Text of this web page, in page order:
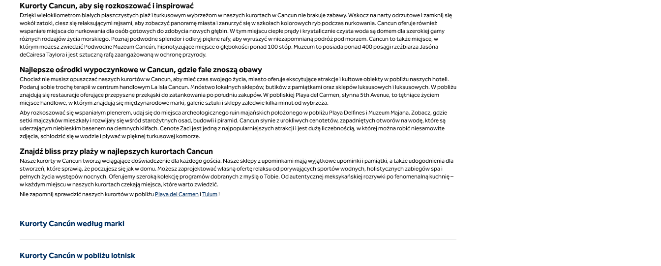
Kurorty Cancun, aby się rozkoszować i inspirować
Dzięki wielokilometrom białych piaszczystych plaż i turkusowym wybrzeżom w naszych kurortach w Cancun nie brakuje zabawy. Wskocz na narty odrzutowe i zamknij się
wokół zatoki, ciesz się relaksującymi rejsami, aby zobaczyć panoramę miasta i zanurzyć się w szkołach kolorowych ryb podczas nurkowania. Cancun oferuje również
wspaniałe miejsca do nurkowania dla osób gotowych do zdobycia nowych głębin. W tym miejscu ciepłe prądy i krystalicznie czysta woda są domem dla szerokiej gamy
różnych rodzajów życia morskiego. Poznaj podwodne splendor i odkryj piękne rafy, aby wyruszyć w niezapomnianą podróż pod morzem. Cancun to także miejsce, w
którym możesz zwiedzić Podwodne Muzeum Cancún, hipnotyzujące miejsce o głębokości ponad 100 stóp. Muzeum to posiada ponad 400 posągi rzeźbiarza Jasóna
deCairesa Taylora i jest sztuczną rafą zaangażowaną w ochronę przyrody.
Najlepsze ośrodki wypoczynkowe w Cancun, gdzie fale znoszą obawy
Chociaż nie musisz opuszczać naszych kurortów w Cancun, aby mieć czas swojego życia, miasto oferuje ekscytujące atrakcje i kultowe obiekty w pobliżu naszych hoteli.
Podaruj sobie trochę terapii w centrum handlowym La Isla Cancun. Mnóstwo lokalnych sklepów, butików z pamiątkami oraz sklepów luksusowych i luksusowych. W pobliżu
znajdują się restauracje oferujące przepyszne przekąski do zatankowania po południu zakupów. W pobliskiej Playa del Carmen, słynna 5th Avenue, to tętniące życiem
miejsce handlowe, w którym znajdują się międzynarodowe marki, galerie sztuki i sklepy zaledwie kilka minut od wybrzeża.
Aby rozkoszować się wspaniałym plenerem, udaj się do miejsca archeologicznego ruin majańskich położonego w pobliżu Playa Delfines i Muzeum Majana. Zobacz, gdzie
setki majczyków mieszkały i rozwijały się wśród starożytnych osad, budowli i piramid. Cancun słynie z urokliwych cenotetów, zapadniętych otworów na wodę, które są
uderzającym niebieskim basenem na ciemnych klifach. Cenote Zaci jest jedną z najpopularniejszych atrakcji i jest dużą liczebnością, w której można robić niesamowite
zdjęcia, schłodzić się w wodzie i pływać w pięknej turkusowej komorze.
Znajdź bliss przy plaży w najlepszych kurortach Cancun
Nasze kurorty w Cancun tworzą wciągające doświadczenie dla każdego gościa. Nasze sklepy z upominkami mają wyjątkowe upominki i pamiątki, a także udogodnienia dla
stworzeń, które sprawią, że poczujesz się jak w domu. Możesz zaprojektować własną ofertę relaksu od porywających sportów wodnych, holistycznych zabiegów spa i
pełnych życia występów nocnych. Oferujemy szeroką kolekcję programów dobranych z myślą o Tobie. Od autentycznej meksykańskiej rozrywki po fenomenalną kuchnię –
w każdym miejscu w naszych kurortach czekają miejsca, które warto zwiedzić.
Nie zapomnij sprawdzić naszych kurortów w pobliżu Playa del CarmeniTulum!
Kurorty Cancún według marki
Kurorty Cancún w pobliżu lotnisk